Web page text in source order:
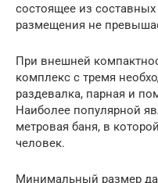
состоящее из
размещения не
При внешней
комплекс с тремя
раздевалка, парная и
Наиболее популярной
метровая баня, в
человек.
Минимальный размер